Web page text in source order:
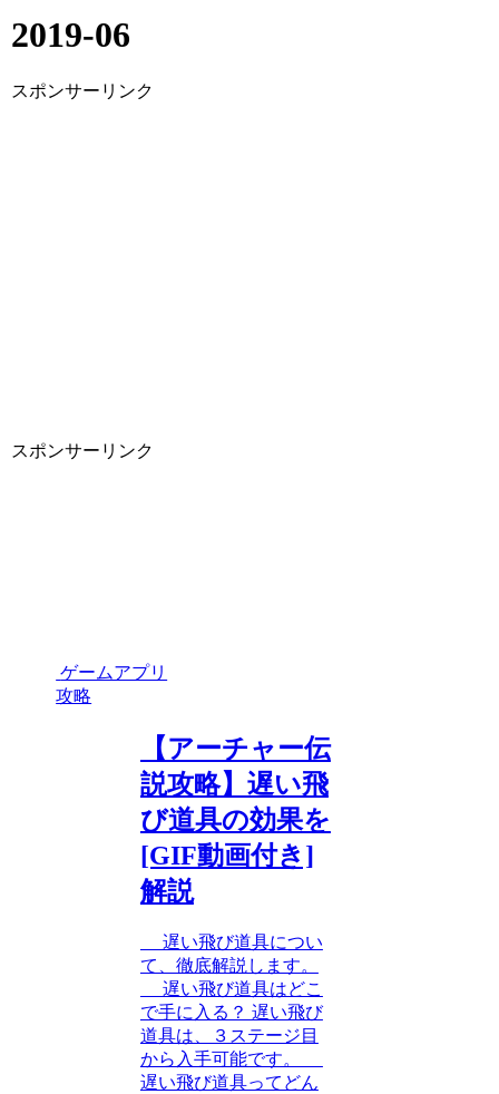
2019-06
スポンサーリンク
スポンサーリンク
ゲームアプリ
攻略
【アーチャー伝
説攻略】遅い飛
び道具の効果を
[GIF動画付き]
解説
遅い飛び道具につい
て、徹底解説します。
遅い飛び道具はどこ
で手に入る？ 遅い飛び
道具は、３ステージ目
から入手可能です。
遅い飛び道具ってどん